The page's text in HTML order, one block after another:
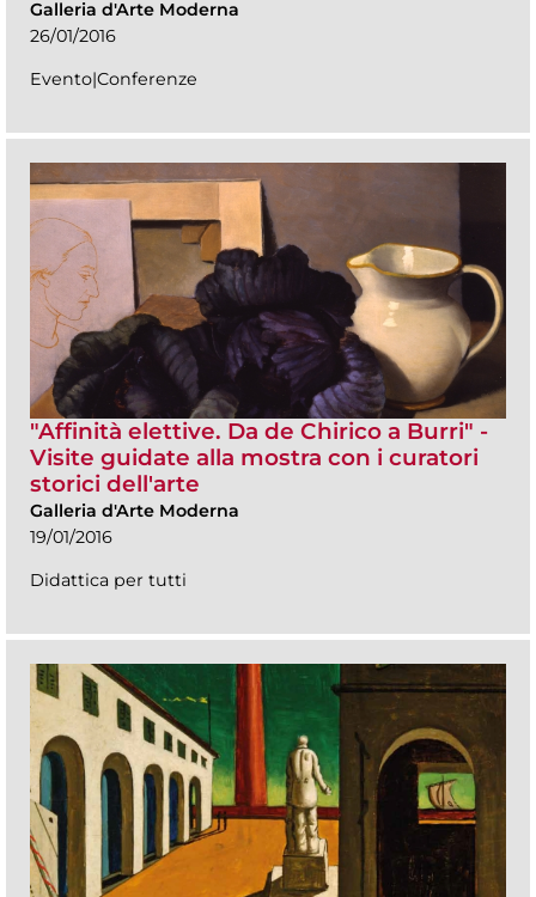
Galleria d'Arte Moderna
26/01/2016
Evento|Conferenze
"Affinità elettive. Da de Chirico a Burri" -
Visite guidate alla mostra con i curatori
storici dell'arte
Galleria d'Arte Moderna
19/01/2016
Didattica per tutti